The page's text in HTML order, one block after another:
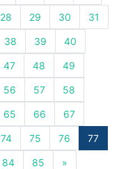
28 29 30 31
38 39 40
47 48 49
56 57 58
65 66 67
74 75 76 77
84 85 »